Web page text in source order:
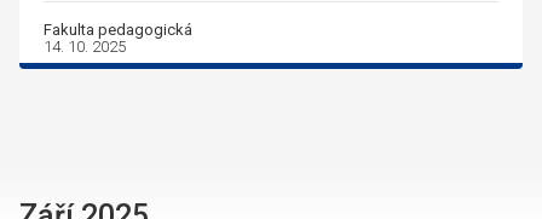
Fakulta pedagogická
14. 10. 2025